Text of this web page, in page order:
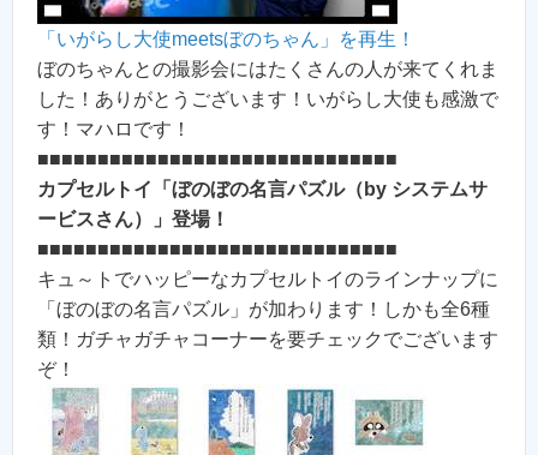
「いがらし大使meetsぼのちゃん」を再生！
ぼのちゃんとの撮影会にはたくさんの人が来てくれま
した！ありがとうございます！いがらし大使も感激で
す！マハロです！
■■■■■■■■■■■■■■■■■■■■■■■■■■■■■■
カプセルトイ「ぼのぼの名言パズル（by システムサ
ービスさん）」登場！
■■■■■■■■■■■■■■■■■■■■■■■■■■■■■■
キュ～トでハッピーなカプセルトイのラインナップに
「ぼのぼの名言パズル」が加わります！しかも全6種
類！ガチャガチャコーナーを要チェックでございます
ぞ！